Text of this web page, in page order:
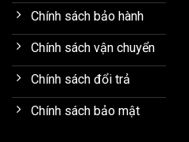
Chính sách bảo hành
Chính sách vận chuyển
Chính sách đổi trả
Chính sách bảo mật